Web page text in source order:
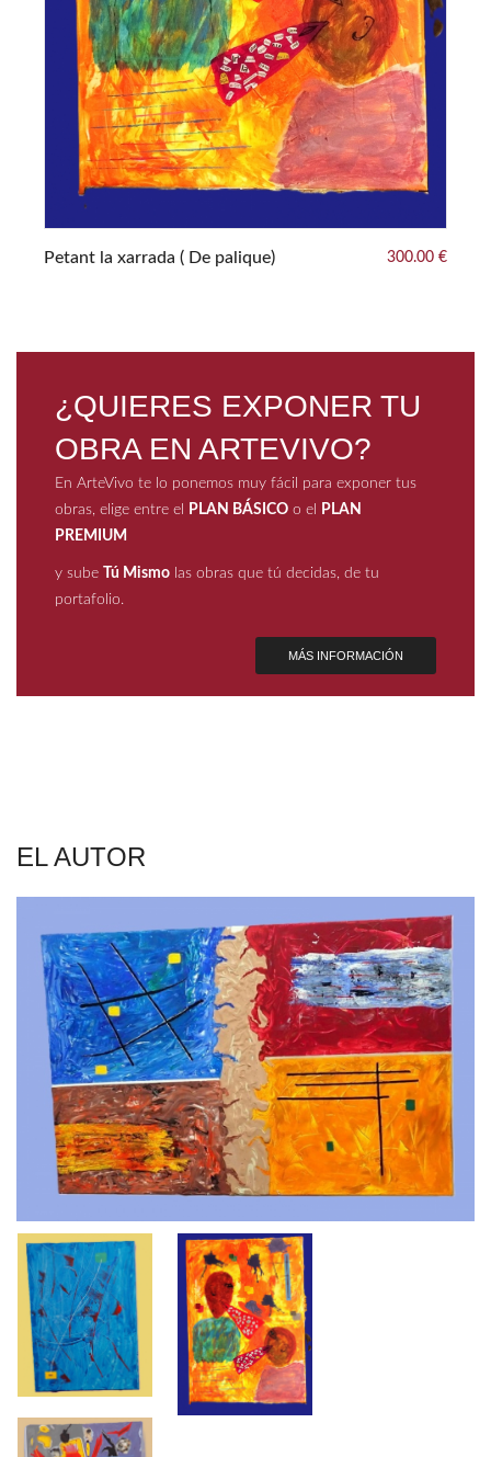
Petant la xarrada ( De palique) 300.00 €
¿QUIERES EXPONER TU
OBRA EN ARTEVIVO?
En ArteVivo te lo ponemos muy fácil para exponer tus
obras, elige entre el
PLAN BÁSICO o el
PLAN
PREMIUM
y sube Tú Mismo las obras que tú decidas, de tu
portafolio.
MÁS INFORMACIÓN
EL AUTOR